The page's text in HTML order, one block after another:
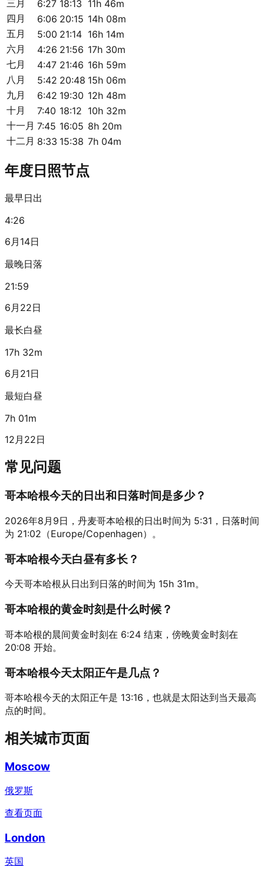
三月 6:27 18:13 11h 46m
四月
6:06 20:15 14h 08m
五月
5:00 21:14 16h 14m
六月
4:26 21:56 17h 30m
七月
4:47 21:46 16h 59m
八月
5:42 20:48 15h 06m
九月
6:42 19:30 12h 48m
十月
7:40 18:12 10h 32m
十一月 7:45 16:05 8h 20m
十二月 8:33 15:38 7h 04m
年度日照节点
最早日出
4:26
6月14日
最晚日落
21:59
6月22日
最长白昼
17h 32m
6月21日
最短白昼
7h 01m
12月22日
常见问题
哥本哈根今天的日出和日落时间是多少？
2026年8月9日，丹麦哥本哈根的日出时间为 5:31，日落时间
为 21:02（Europe/Copenhagen）。
哥本哈根今天白昼有多长？
今天哥本哈根从日出到日落的时间为 15h 31m。
哥本哈根的黄金时刻是什么时候？
哥本哈根的晨间黄金时刻在 6:24 结束，傍晚黄金时刻在
20:08 开始。
哥本哈根今天太阳正午是几点？
哥本哈根今天的太阳正午是 13:16，也就是太阳达到当天最高
点的时间。
相关城市页面
Moscow
俄罗斯
查看页面
London
英国